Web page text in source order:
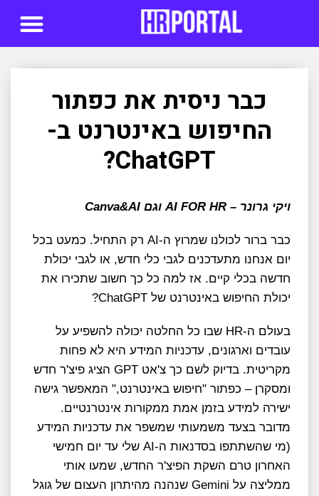
כבר ניסית את כפתור
החיפוש באינטרנט ב-
ChatGPT?
ויקי גרונר – AI FOR HR וגם Canva&AI
כבר ברור לכולנו שמרוץ ה-AI רק התחיל. כמעט בכל
יום אנחנו מתעדכנים לגבי כלי חדש, או לגבי יכולת
חדשה בכלי קיים. אז למה כל כך חשוב שתכירו את
יכולת החיפוש באינטרנט של ChatGPT?
בעולם ה-HR שבו כל החלטה יכולה להשפיע על
עובדים וארגונים, עדכניות המידע היא לא פחות
מקריטית. בדיוק לשם כך צ'אט GPT הציג פיצ'ר חדש
ומסקרן – כפתור "חיפוש באינטרנט," המאפשר גישה
ישירה למידע בזמן אמת ממקורות אינטרנטיים.
מדובר בצעד משמעותי שמשפר את עדכניות המידע
(מי שהשתתפו בסדנאות ה-AI שלי עד יום חמישי
האחרון טרם השקת הפיצ'ר החדש, שמעו אותי
ממליצה על Gemini שנהנה מהיתרון העצום של גוגל